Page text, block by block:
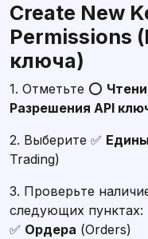
Create New
Permissions
ключа)
1. Отметьте ⭕
Разрешения API
2. Выберите ✅
Trading)
3. Проверьте
следующих пунктах:
✅ Ордера (Orders)